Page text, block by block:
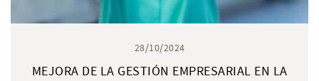
28/10/2024
MEJORA DE LA GESTIÓN EMPRESARIAL EN LA